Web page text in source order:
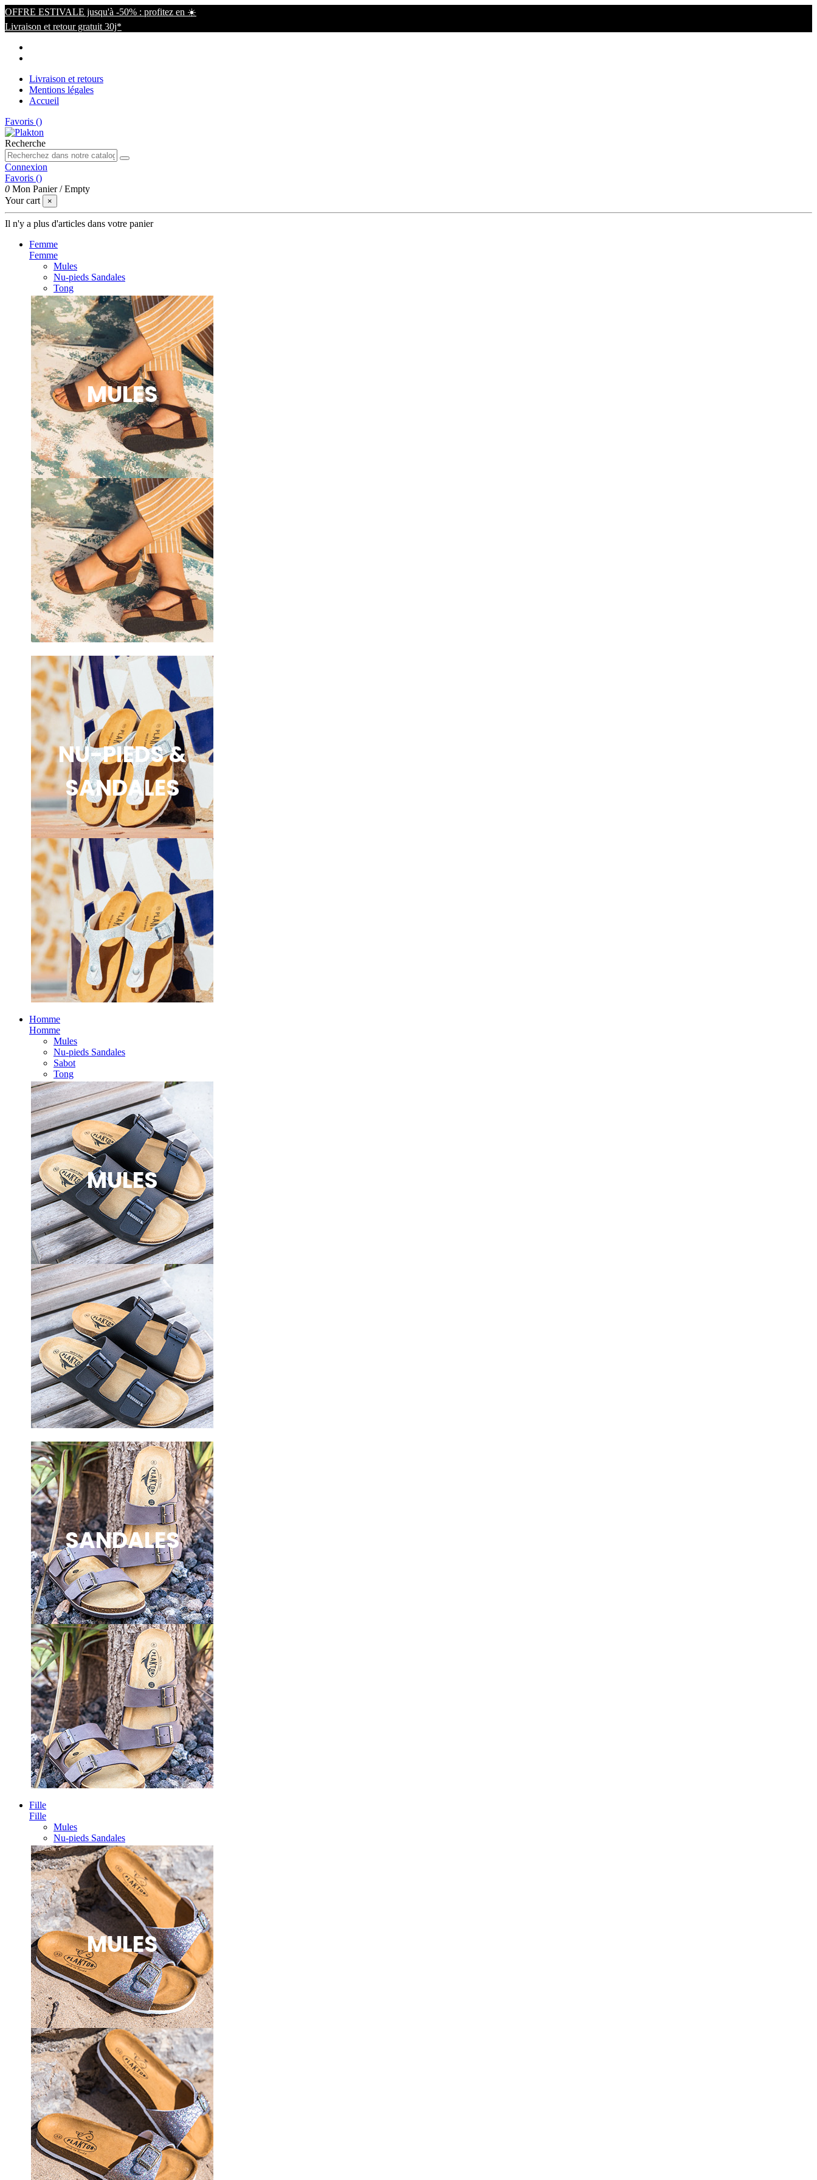
OFFRE ESTIVALE jusqu'à -50% : profitez en ☀️
Livraison et retour gratuit 30j*
Livraison et retours
Mentions légales
Accueil
Favoris ()
Recherche
Connexion
Favoris ()
0 Mon Panier /Empty
Your cart
×
Il n'y a plus d'articles dans votre panier
Femme
Femme
Mules
Nu-pieds Sandales
Tong
MULES
NU-PIEDS &
SANDALES
Homme
Homme
Mules
Nu-pieds Sandales
Sabot
Tong
MULES
SANDALES
Fille
Fille
Mules
Nu-pieds Sandales
MULES